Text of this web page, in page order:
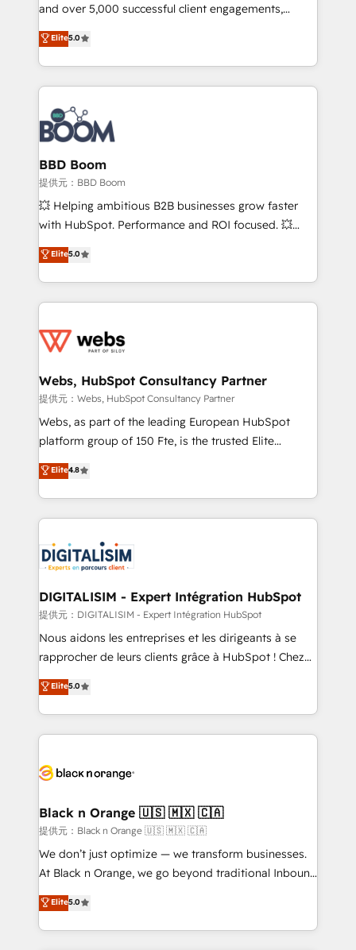
opportunités d'affaires ➤ La mise en place de
stratégies d'acquisition marketing (SEO, SEA,
inbound, automatisation marketing, ABM, IA,
emailing) Informations clés : - 10 ans d'expérience -
100+ intégrations CRM HubSpot réussies - 40
experts conseil - 150 certifications HubSpot
cumulées
and over 5,000 successful client engagements,
Vonazon turns marketing complexity into
measurable, scalable growth. From onboarding to
enterprise-grade campaigns, our in-house team
builds scalable strategies that drive long-term
revenue. ⚙️ HubSpot Integration & Optimization •
Seamless CRM, CMS, and automation setup •
Complex platform migrations and data cleanups •
Custom APIs and third-party integrations 📈 End-to-
End Revenue Acceleration • Lifecycle marketing and
pipeline growth programs • Sales enablement tools
and CRM optimization • Retention strategies with
Execution • 750+ onboardings and 2,000+
implementations • Deep expertise across marketing,
Elite5.0
BBD Boom
提供元：BBD Boom
💥 Helping ambitious B2B businesses grow faster
with HubSpot. Performance and ROI focused. 💥
BBD Boom is the HubSpot partner that can help you
to HubSpot Better. We work with your teams to
solve all your HubSpot challenges and improve user
adoption, sales process and marketing results.
the first time 🔧 Designing and optimising your
and build using HubSpot 🔌 Integrating HubSpot
with other systems 🎓 Training your teams to be
HubSpot pros 📊 Lead generation services using
HubSpot Why us? - SIX HubSpot Accreditations -
CRM, Solutions Architecture, Onboarding , Data
Migration, Custom Integration & Platform
team of 25+ experts Contact us today to help you
get more from your investment in HubSpot.
Elite5.0
Webs, HubSpot Consultancy Partner
提供元：Webs, HubSpot Consultancy Partner
Webs, as part of the leading European HubSpot
platform group of 150 Fte, is the trusted Elite
HubSpot CRM Partner offering you a roadmap on
maximizing EBITDA and achieving Commercial
Excellence. With our targeted processes, we
strengthen your digital transformation and minimize
Implementation partner, we provide expertise to
drive your business forward. Since 2015 we are fully
dedicated to HubSpot and with an experienced
team (50+), we work with reputable companies in
B2B sectors such as manufacturing, SaaS and
business services. We prepare a customized
impact of your digital transformation, including a
detailed financial rationale with a focus on ROI and
embark on a transformational journey that sets your
business up for long-term success. Unlock your
business. If not now, when?
Elite4.8
DIGITALISIM - Expert Intégration HubSpot
提供元：DIGITALISIM - Expert Intégration HubSpot
Nous aidons les entreprises et les dirigeants à se
rapprocher de leurs clients grâce à HubSpot ! Chez
DIGITALISIM, nous avons l'intime conviction que la
réussite des entreprises passe par l’innovation web,
le marketing digital, et la relation client ! C'est
pourquoi, nos experts sont à la fois capables de
référencement, votre stratégie digitale et le pilotage
projet HubSpot avec DIGITALISIM : 🧽 Nettoyage,
migration et intégration des bases de données. 🚀
Développement des interfaces avec vos logiciels
métiers ⚙️ Configuration de la plateforme HubSpot
Book Process & Guidelines utilisateurs 🎓
Formations des utilisateurs
Elite5.0
Black n Orange 🇺🇸 🇲🇽 🇨🇦
提供元：Black n Orange 🇺🇸 🇲🇽 🇨🇦
We don’t just optimize — we transform businesses.
At Black n Orange, we go beyond traditional Inbound
Marketing with our exclusive methodologies:
BOOMS and BOOST. Together, they form a powerful
combination that has driven success for over 800
Elite5.0